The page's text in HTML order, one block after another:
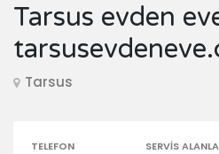
Tarsus evden
Tarsus
TELEFON SERVIS